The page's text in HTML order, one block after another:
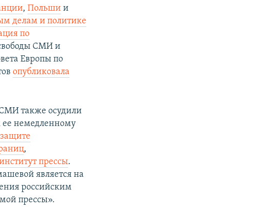
,Польши и
делам и политике
по
СМИ и
Европы по
опубликовала
также осудили
ее немедленному
,
прессы.
является на
российским
прессы».